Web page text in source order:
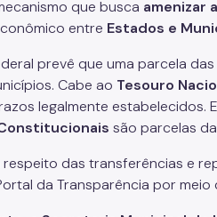
que busca amenizar
entre Estados e
prevê que uma parcela
Cabe ao Tesouro
legalmente estabelecidos.
são parcelas
das transferências e
da Transparência por